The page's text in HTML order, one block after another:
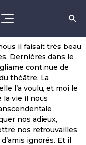
il faisait très beau
Dernières dans le
continue de
théâtre, La
l’a voulu, et moi le
la vie il nous
nos adieux,
nos retrouvailles
ignorés. Et il